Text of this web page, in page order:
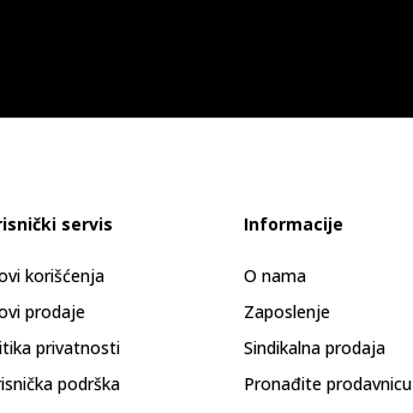
servis
korišćenja
prodaje
privatnosti
podrška
Informacije
O nama
Zaposlenje
Sindikalna prodaja
Pronađite prodavnicu